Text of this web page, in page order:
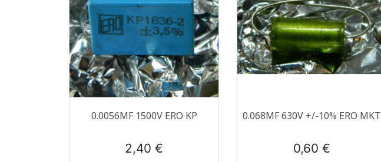
Aperçu rapide
0.0056ΜF 1500V ERO KP
Prix
2,40 €
Aperçu rapide
0.068ΜF 630V +/-10% ERO MKT
Prix
0,60 €